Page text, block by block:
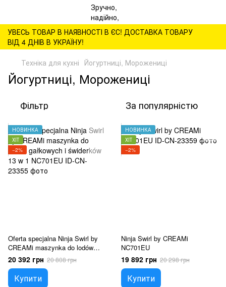
УВЕСЬ ТОВАР В НАЯВНОСТІ В ЄС! ДОСТАВКА ТОВАРУ
ВІД 4 ДНІВ В УКРАЇНУ!
Техніка для кухні Йогуртниці, Морожениці
Йогуртниці, Морожениці
Фільтр За популярністю
НОВИНКА
ХІТ
−2%
Oferta specjalna Ninja Swirl by
CREAMi maszynka do lodów
gałkowych i świderków 13 w 1
NC701EU
20 392 грн 20 808 грн
Купити
НОВИНКА
ХІТ
−2%
Ninja Swirl by CREAMi
NC701EU
19 892 грн 20 298 грн
Купити